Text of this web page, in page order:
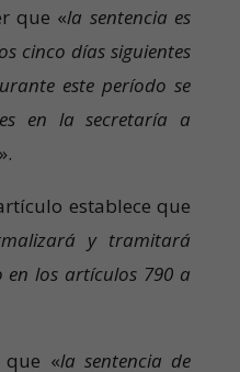
que «la sentencia es
cinco días siguientes
este período se
en la secretaría a
establece que
y tramitará
los artículos 790 a
que «la sentencia de